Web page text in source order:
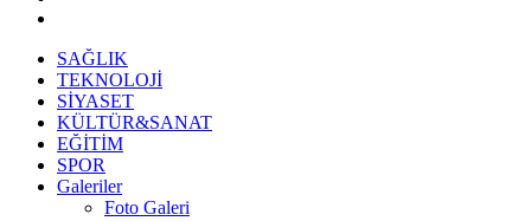
SAĞLIK
TEKNOLOJİ
SİYASET
KÜLTÜR&SANAT
EĞİTİM
SPOR
Galeriler
Foto Galeri